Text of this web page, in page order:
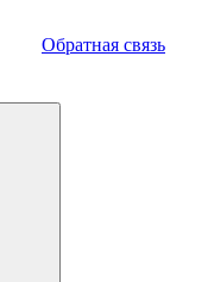
Обратная связь